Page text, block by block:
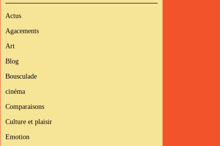
Actus
Agacements
Art
Blog
Bousculade
cinéma
Comparaisons
Culture et plaisir
Emotion